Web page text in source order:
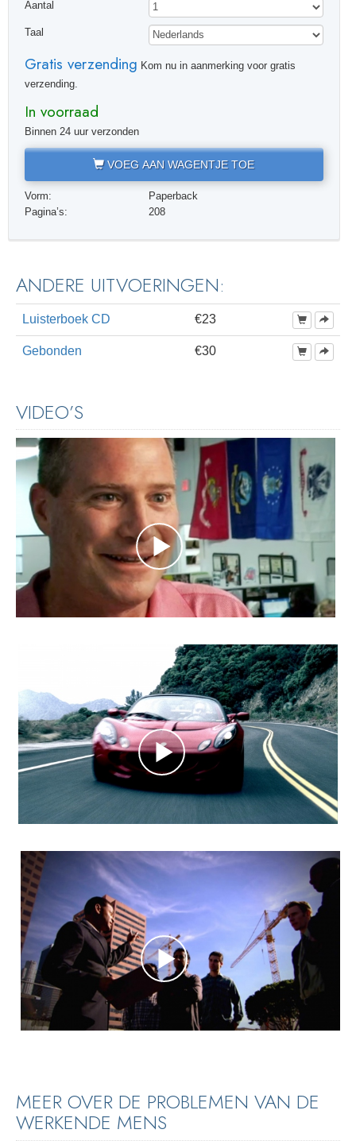
Aantal
Taal
Gratis verzending Kom nu in aanmerking voor gratis
verzending.
In voorraad
Binnen 24 uur verzonden
VOEG AAN WAGENTJE TOE
Vorm:
Paperback
Pagina’s:
208
ANDERE UITVOERINGEN:
Luisterboek CD €23
Gebonden €30
VIDEO’S
MEER OVER DE PROBLEMEN VAN DE
WERKENDE MENS